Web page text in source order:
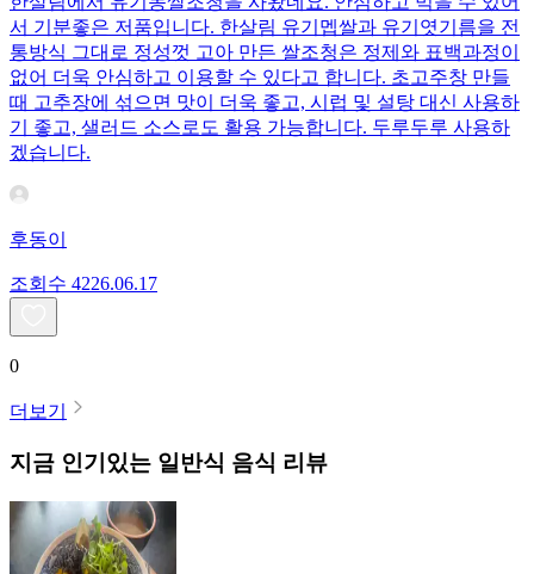
서 기분좋은 저품입니다. 한살림 유기멥쌀과 유기엿기름을 전
통방식 그대로 정성껏 고아 만든 쌀조청은 정제와 표백과정이
없어 더욱 안심하고 이용할 수 있다고 합니다. 초고주창 만들
때 고추장에 섞으면 맛이 더욱 좋고, 시럽 및 설탕 대신 사용하
기 좋고, 샐러드 소스로도 활용 가능합니다. 두루두루 사용하
겠습니다.
후동이
조회수 4226.06.17
0
더보기
지금 인기있는 일반식 음식 리뷰